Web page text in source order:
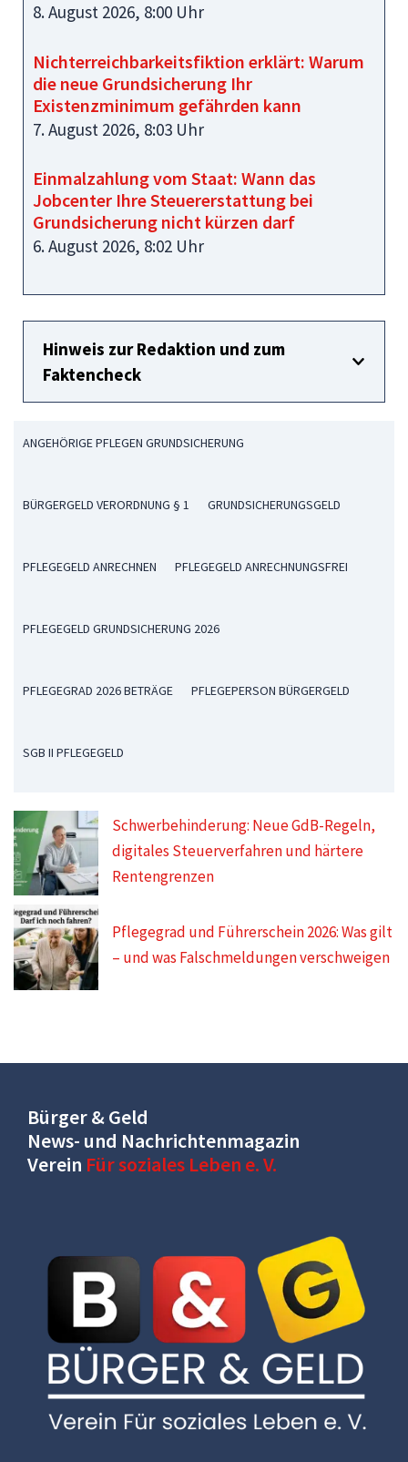
8. August 2026, 8:00 Uhr
Nichterreichbarkeitsfiktion erklärt: Warum
die neue Grundsicherung Ihr
Existenzminimum gefährden kann
7. August 2026, 8:03 Uhr
Einmalzahlung vom Staat: Wann das
Jobcenter Ihre Steuererstattung bei
Grundsicherung nicht kürzen darf
6. August 2026, 8:02 Uhr
Hinweis zur Redaktion und zum
Faktencheck
ANGEHÖRIGE PFLEGEN GRUNDSICHERUNG
BÜRGERGELD VERORDNUNG § 1 GRUNDSICHERUNGSGELD
PFLEGEGELD ANRECHNEN PFLEGEGELD ANRECHNUNGSFREI
PFLEGEGELD GRUNDSICHERUNG 2026
PFLEGEGRAD 2026 BETRÄGE PFLEGEPERSON BÜRGERGELD
SGB II PFLEGEGELD
Schwerbehinderung: Neue GdB-Regeln,
digitales Steuerverfahren und härtere
Rentengrenzen
Pflegegrad und Führerschein 2026: Was gilt
– und was Falschmeldungen verschweigen
Bürger & Geld
News- und Nachrichtenmagazin
Verein Für soziales Leben e. V.